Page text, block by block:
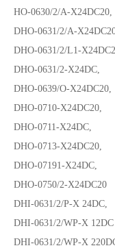
HO-0630/2/A-
DHO-0631/2/A-
DHO-0631/2/L1-
DHO-0631/2-X24DC,
DHO-0639/O-
DHO-0710-X24DC20,
DHO-0711-X24DC,
DHO-0713-X24DC20,
DHO-07191-X24DC,
DHO-0750/2-X24DC20
DHI-0631/2/P-X
DHI-0631/2/WP-X
DHI-0631/2/WP-X